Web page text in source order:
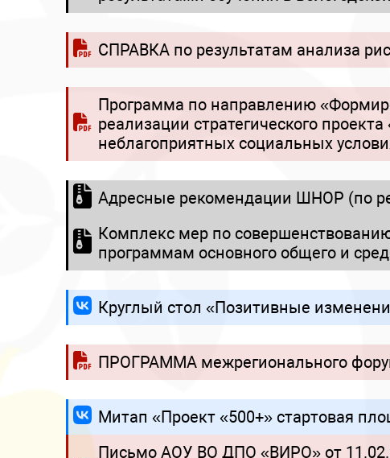
СПРАВКА по результатам анализа
Программа по направлению
реализации стратегического
неблагоприятных социальных
Адресные рекомендации ШНОР (по
Комплекс мер по
программам основного общего и
Круглый стол «Позитивные
ПРОГРАММА межрегионального
Митап «Проект «500+» стартовая
Письмо АОУ ВО ДПО «ВИРО» от